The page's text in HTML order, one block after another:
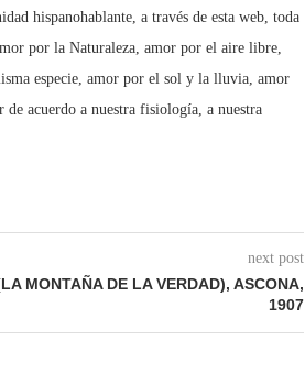
hispanohablante, a través de esta web, toda
por la Naturaleza, amor por el aire libre,
especie, amor por el sol y la lluvia, amor
acuerdo a nuestra fisiología, a nuestra
next post
MONTAÑA DE LA VERDAD), ASCONA,
1907